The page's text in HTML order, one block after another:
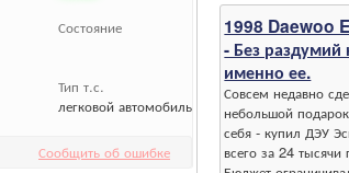
Состояние
Тип т.с.
легковой автомобиль
Сообщить об ошибке
1998 Daewoo
- Без раздумий
именно ее.
Совсем недавно
небольшой
себя - купил ДЭУ
всего за 24 тысячи